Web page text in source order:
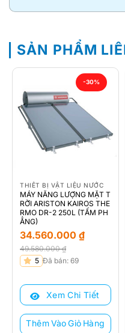
SẢN PHẨM
-30%
THIẾT BỊ VẬT LIỆU NƯỚC
MÁY NĂNG LƯỢNG MẶT T
RỜI ARISTON KAIROS THE
RMO DR-2 250L (TẤM PH
ẲNG)
49.580.000₫
Giá
là:
49.580.000 ₫.
34.560.000 ₫
Giá
tại
34.560.000 ₫.
5 Đã bán: 69
Xem Chi Tiết
Thêm Vào Giỏ Hàng